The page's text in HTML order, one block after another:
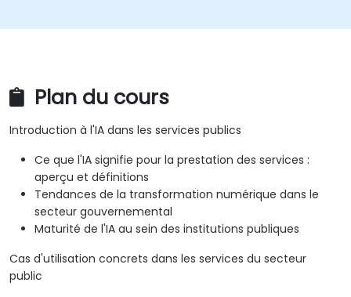
Plan du cours
Introduction à l'IA dans les services publics
Ce que l'IA signifie pour la prestation des services :
aperçu et définitions
Tendances de la transformation numérique dans le
secteur gouvernemental
Maturité de l'IA au sein des institutions publiques
Cas d'utilisation concrets dans les services du secteur
public